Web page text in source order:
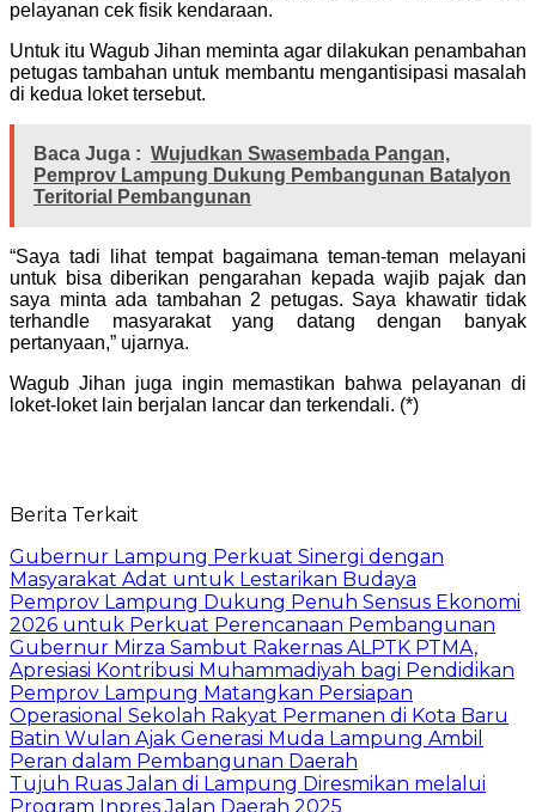
pelayanan cek fisik kendaraan.
Untuk itu Wagub Jihan meminta agar dilakukan penambahan
petugas tambahan untuk membantu mengantisipasi masalah
di kedua loket tersebut.
Baca Juga : Wujudkan Swasembada Pangan,
Pemprov Lampung Dukung Pembangunan Batalyon
Teritorial Pembangunan
“Saya tadi lihat tempat bagaimana teman-teman melayani
untuk bisa diberikan pengarahan kepada wajib pajak dan
saya minta ada tambahan 2 petugas. Saya khawatir tidak
terhandle masyarakat yang datang dengan banyak
pertanyaan,” ujarnya.
Wagub Jihan juga ingin memastikan bahwa pelayanan di
loket-loket lain berjalan lancar dan terkendali. (*)
Berita Terkait
Gubernur Lampung Perkuat Sinergi dengan
Masyarakat Adat untuk Lestarikan Budaya
Pemprov Lampung Dukung Penuh Sensus Ekonomi
2026 untuk Perkuat Perencanaan Pembangunan
Gubernur Mirza Sambut Rakernas ALPTK PTMA,
Apresiasi Kontribusi Muhammadiyah bagi Pendidikan
Pemprov Lampung Matangkan Persiapan
Operasional Sekolah Rakyat Permanen di Kota Baru
Batin Wulan Ajak Generasi Muda Lampung Ambil
Peran dalam Pembangunan Daerah
Tujuh Ruas Jalan di Lampung Diresmikan melalui
Program Inpres Jalan Daerah 2025